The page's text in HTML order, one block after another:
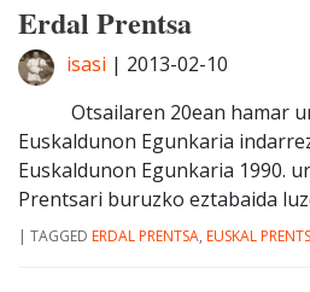
Erdal Prentsa
isasi | 2013-02-10
Otsailaren 20ean hamar
Euskaldunon Egunkaria
Euskaldunon Egunkaria 1990.
Prentsari buruzko eztabaida
| TAGGED ERDAL PRENTSA, EUSKAL